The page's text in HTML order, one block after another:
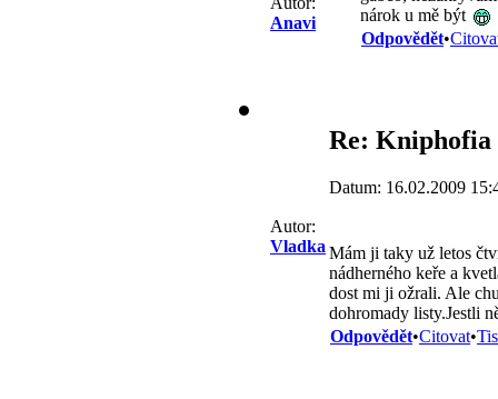
Anavi
nárok u mě být
Odpovědět•
Autor:
Vladka
Re:
Datum: 16.02.2009
Mám ji taky už letos
nádherného keře a
dost mi ji ožrali. Ale
dohromady listy.Jestli
Odpovědět•Citovat•